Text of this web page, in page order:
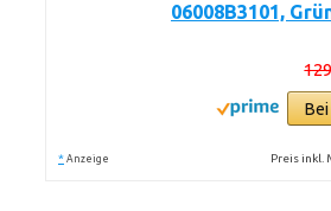
06008B3101,
* Anzeige Preis inkl.